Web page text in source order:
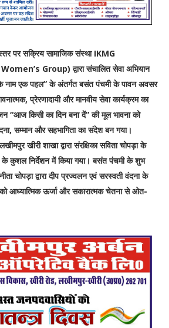
पर सक्रिय सामाजिक संस्था IKMG
Group) द्वारा संचालित सेवा अभियान
नाम एक पहल” के अंतर्गत बसंत पंचमी के पावन अवसर
प्रेरणादायी और मानवीय सेवा कार्यक्रम का
“आज किसी का दिन बना दें” की मूल भावना को
सम्मान और सहभागिता का संदेश बन गया।
खीरी शाखा द्वारा संरक्षिका सविता चोपड़ा के
के कुशल निर्देशन में किया गया। बसंत पंचमी के शुभ
चोपड़ा द्वारा दीप प्रज्वलन एवं सरस्वती वंदना के
आध्यात्मिक ऊर्जा और सकारात्मक चेतना से ओत-